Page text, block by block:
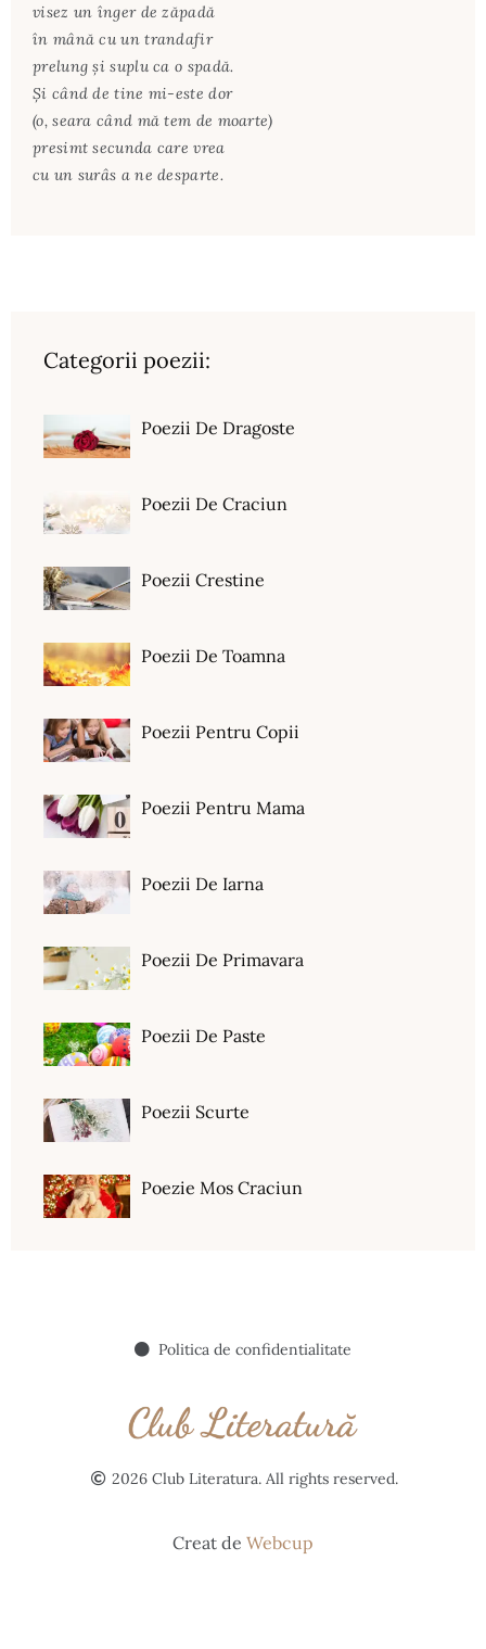
visez un înger de zăpadă
în mână cu un trandafir
prelung şi suplu ca o spadă.
Şi când de tine mi-este dor
(o, seara când mă tem de moarte)
presimt secunda care vrea
cu un surâs a ne desparte.
Categorii poezii:
Poezii De Dragoste
Poezii De Craciun
Poezii Crestine
Poezii De Toamna
Poezii Pentru Copii
Poezii Pentru Mama
Poezii De Iarna
Poezii De Primavara
Poezii De Paste
Poezii Scurte
Poezie Mos Craciun
Politica de confidentialitate
2026 Club Literatura. All rights reserved.
Creat de Webcup